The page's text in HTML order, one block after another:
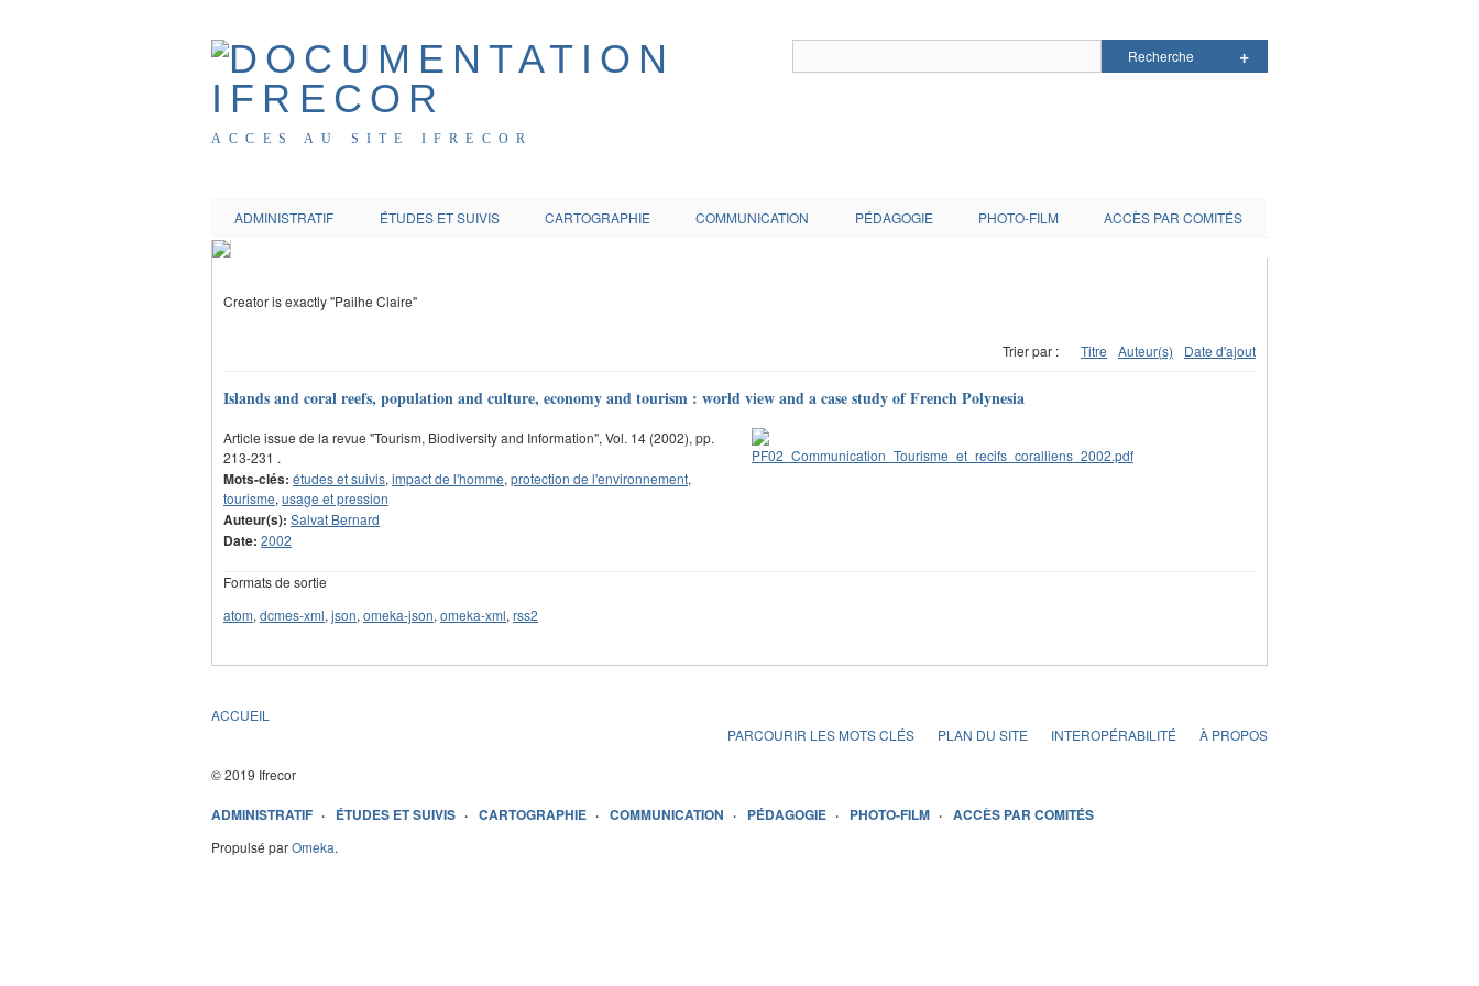
ACCES AU SITE IFRECOR
ADMINISTRATIF ÉTUDES ET SUIVIS CARTOGRAPHIE COMMUNICATION PÉDAGOGIE PHOTO-FILM ACCÈS PAR COMITÉS
Creator is exactly "Pailhe Claire"
Trier par : Titre Auteur(s) Date d'ajout
Islands and coral reefs, population and culture, economy and tourism : world view and a case study of French Polynesia
Article issue de la revue "Tourism, Biodiversity and Information", Vol. 14 (2002), pp.
213-231 .
Mots-clés: études et suivis, impact de l'homme, protection de l'environnement,
tourisme, usage et pression
Auteur(s): Salvat Bernard
Date: 2002
Formats de sortie
atom, dcmes-xml, json, omeka-json, omeka-xml, rss2
ACCUEIL
PARCOURIR LES MOTS CLÉS
PLAN DU SITE INTEROPÉRABILITÉ À PROPOS
© 2019 Ifrecor
ADMINISTRATIF ÉTUDES ET SUIVIS CARTOGRAPHIE COMMUNICATION PÉDAGOGIE PHOTO-FILM ACCÈS PAR COMITÉS
Propulsé parOmeka.